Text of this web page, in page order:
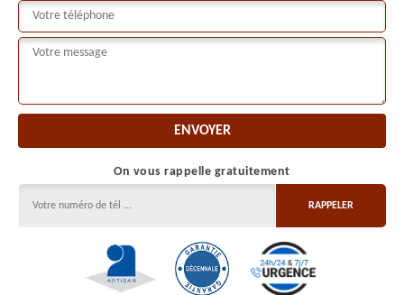
On vous rappelle gratuitement